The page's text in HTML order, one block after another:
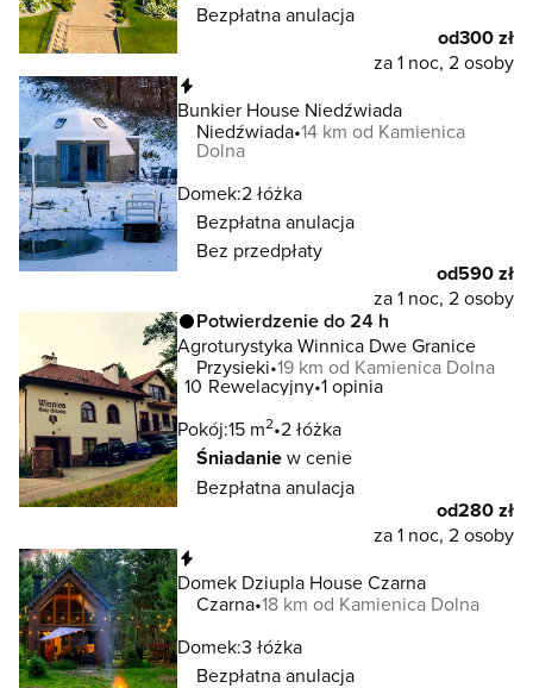
Bezpłatna anulacja
od300 zł
za 1 noc, 2 osoby
Bunkier House Niedźwiada
Niedźwiada 14 km od Kamienica
Dolna
Domek:2 łóżka
Bezpłatna anulacja
Bez przedpłaty
od590 zł
za 1 noc, 2 osoby
Potwierdzenie do 24 h
Agroturystyka Winnica Dwe Granice
Przysieki 19 km od Kamienica Dolna
10 Rewelacyjny 1 opinia
Pokój:15 m2 2 łóżka
Śniadaniew cenie
Bezpłatna anulacja
od280 zł
za 1 noc, 2 osoby
Domek Dziupla House Czarna
Czarna 18 km od Kamienica Dolna
Domek:3 łóżka
Bezpłatna anulacja